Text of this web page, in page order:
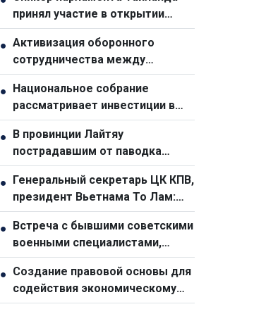
принял участие в открытии
выставки, посвященной 50-
летию отношений с Вьетнамом
● Активизация оборонного
сотрудничества между
Вьетнамом и Малайзией
● Национальное собрание
рассматривает инвестиции в
ключевые национальные
объекты для стимулирования
экономического роста
● В провинции Лайтяу
пострадавшим от паводка
семьям переданы 24 дома в
новом переселенческом
посёлке
● Генеральный секретарь ЦК КПВ,
президент Вьетнама То Лам:
Необходимо кардинально
обновить планирование и
организационную работу по
развитию инфраструктуры
● Встреча с бывшими советскими
военными специалистами,
работавшими во Вьетнаме
● Создание правовой основы для
содействия экономическому
росту